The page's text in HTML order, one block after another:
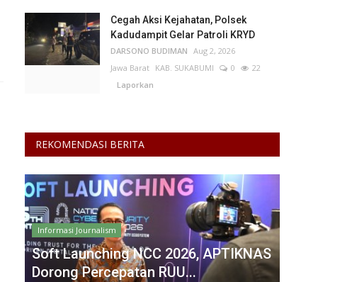
Cegah Aksi Kejahatan, Polsek
Kadudampit Gelar Patroli KRYD
DARSONO BUDIMAN Aug 2, 2026
Jawa Barat KAB. SUKABUMI 0
22
Laporkan
REKOMENDASI BERITA
Informasi Journalism
Soft Launching NCC 2026, APTIKNAS
Dorong Percepatan RUU...